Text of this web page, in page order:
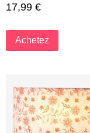
17,99 €
Achetez